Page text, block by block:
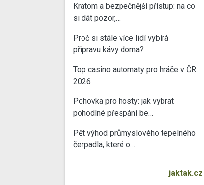
Kratom a bezpečnější přístup: na co
si dát pozor,…
Proč si stále více lidí vybírá
přípravu kávy doma?
Top casino automaty pro hráče v ČR
2026
Pohovka pro hosty: jak vybrat
pohodlné přespání be…
Pět výhod průmyslového tepelného
čerpadla, které o…
jaktak.cz